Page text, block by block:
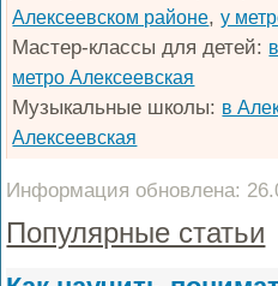
Алексеевском районе,у
Мастер-классы для детей:
метро Алексеевская
Музыкальные школы: в
Алексеевская
Информация обновлена:
Популярные статьи